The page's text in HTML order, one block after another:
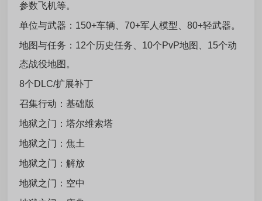
参数飞机等。
单位与武器：150+车辆、70+军人模型、80+轻武器。
地图与任务：12个历史任务、10个PvP地图、15个动
态战役地图。
8个DLC/扩展补丁
召集行动：基础版
地狱之门：塔尔维索塔
地狱之门：焦土
地狱之门：解放
地狱之门：空中